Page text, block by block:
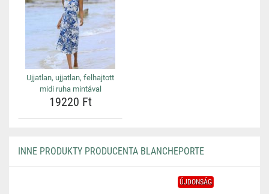
Ujjatlan, ujjatlan, felhajtott
midi ruha mintával
19220 Ft
INNE PRODUKTY PRODUCENTA BLANCHEPORTE
ÚJDONSÁG